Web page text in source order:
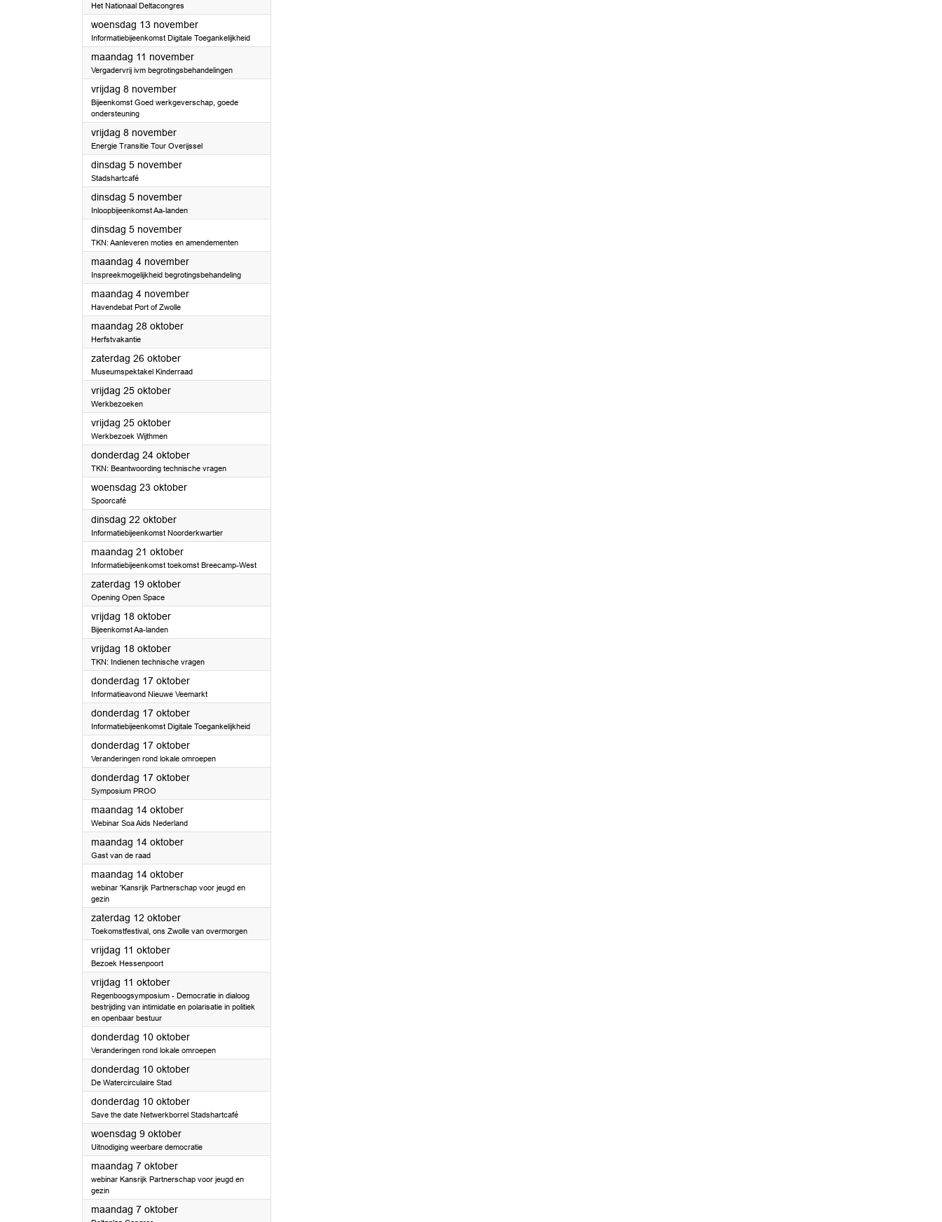
Het Nationaal Deltacongres
woensdag 13 november2024
Informatiebijeenkomst Digitale Toegankelijkheid
maandag 11 november2024
Vergadervrij ivm begrotingsbehandelingen
vrijdag 8 november2024
Bijeenkomst Goed werkgeverschap, goede
ondersteuning
vrijdag 8 november2024
Energie Transitie Tour Overijssel
dinsdag 5 november2024
Stadshartcafé
dinsdag 5 november2024
Inloopbijeenkomst Aa-landen
dinsdag 5 november2024
TKN: Aanleveren moties en amendementen
maandag 4 november2024
Inspreekmogelijkheid begrotingsbehandeling
maandag 4 november2024
Havendebat Port of Zwolle
maandag 28 oktober2024
Herfstvakantie
zaterdag 26 oktober2024
Museumspektakel Kinderraad
vrijdag 25 oktober2024
Werkbezoeken
vrijdag 25 oktober2024
Werkbezoek Wijthmen
donderdag 24 oktober2024
TKN: Beantwoording technische vragen
woensdag 23 oktober2024
Spoorcafé
dinsdag 22 oktober2024
Informatiebijeenkomst Noorderkwartier
maandag 21 oktober2024
Informatiebijeenkomst toekomst Breecamp-West
zaterdag 19 oktober2024
Opening Open Space
vrijdag 18 oktober2024
Bijeenkomst Aa-landen
vrijdag 18 oktober2024
TKN: Indienen technische vragen
donderdag 17 oktober2024
Informatieavond Nieuwe Veemarkt
donderdag 17 oktober2024
Informatiebijeenkomst Digitale Toegankelijkheid
donderdag 17 oktober2024
Veranderingen rond lokale omroepen
donderdag 17 oktober2024
Symposium PROO
maandag 14 oktober2024
Webinar Soa Aids Nederland
maandag 14 oktober2024
Gast van de raad
maandag 14 oktober2024
webinar 'Kansrijk Partnerschap voor jeugd en
gezin
zaterdag 12 oktober2024
Toekomstfestival, ons Zwolle van overmorgen
vrijdag 11 oktober2024
Bezoek Hessenpoort
vrijdag 11 oktober2024
Regenboogsymposium - Democratie in dialoog
bestrijding van intimidatie en polarisatie in politiek
en openbaar bestuur
donderdag 10 oktober2024
Veranderingen rond lokale omroepen
donderdag 10 oktober2024
De Watercirculaire Stad
donderdag 10 oktober2024
Save the date Netwerkborrel Stadshartcafé
woensdag 9 oktober2024
Uitnodiging weerbare democratie
maandag 7 oktober2024
webinar Kansrijk Partnerschap voor jeugd en
gezin
maandag 7 oktober2024